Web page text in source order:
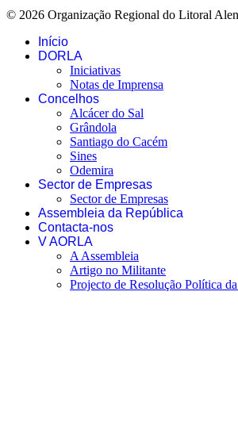
© 2026 Organização Regional do Litoral
Início
DORLA
Iniciativas
Notas de Imprensa
Concelhos
Alcácer do Sal
Grândola
Santiago do Cacém
Sines
Odemira
Sector de Empresas
Sector de Empresas
Assembleia da República
Contacta-nos
V AORLA
A Assembleia
Artigo no Militante
Projecto de Resolução Política